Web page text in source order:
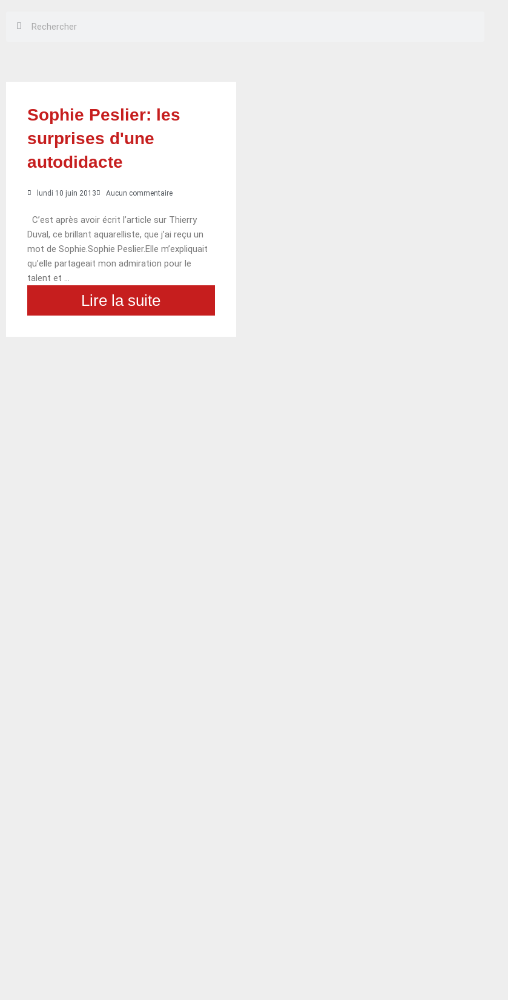
Sophie Peslier: les
surprises d'une
autodidacte
lundi 10 juin 2013 Aucun commentaire
C’est après avoir écrit l’article sur Thierry
Duval, ce brillant aquarelliste, que j’ai reçu un
mot de Sophie.Sophie Peslier.Elle m’expliquait
qu’elle partageait mon admiration pour le
talent et …
Lire la suite